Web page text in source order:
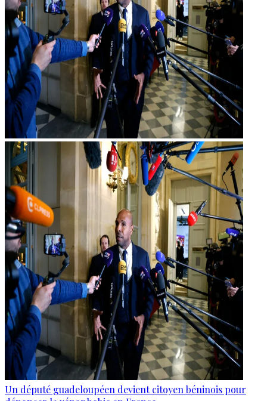
Un député guadeloupéen devient citoyen béninois pour